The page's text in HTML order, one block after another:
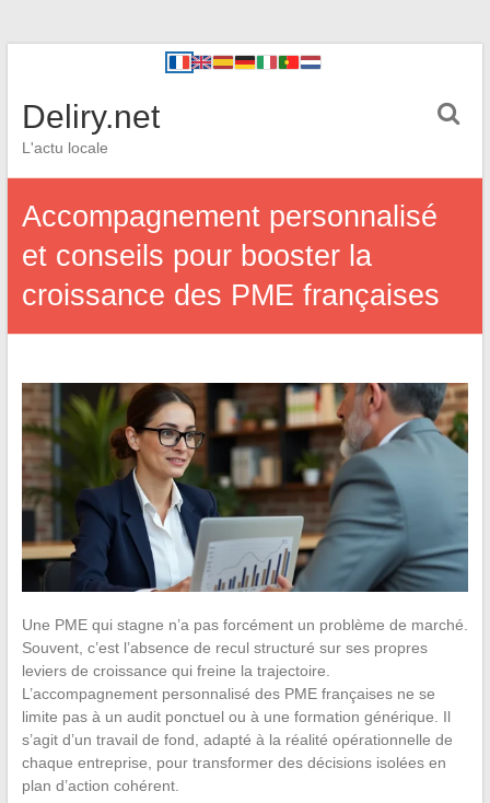
Deliry.net
L'actu locale
Accompagnement personnalisé
et conseils pour booster la
croissance des PME françaises
Une PME qui stagne n’a pas forcément un problème de marché.
Souvent, c’est l’absence de recul structuré sur ses propres
leviers de croissance qui freine la trajectoire.
L’accompagnement personnalisé des PME françaises ne se
limite pas à un audit ponctuel ou à une formation générique. Il
s’agit d’un travail de fond, adapté à la réalité opérationnelle de
chaque entreprise, pour transformer des décisions isolées en
plan d’action cohérent.